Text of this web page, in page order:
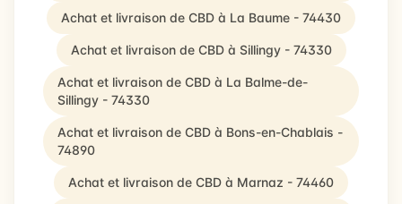
Achat et livraison de CBD à La Baume - 74430
Achat et livraison de CBD à Sillingy - 74330
Achat et livraison de CBD à La Balme-de-
Sillingy - 74330
Achat et livraison de CBD à Bons-en-Chablais -
74890
Achat et livraison de CBD à Marnaz - 74460